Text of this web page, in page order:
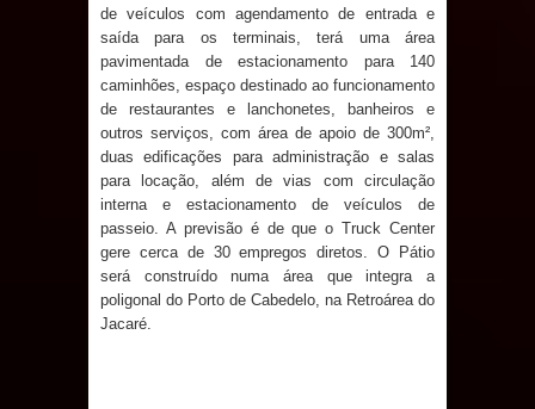
de veículos com agendamento de entrada e
saída para os terminais, terá uma área
pavimentada de estacionamento para 140
caminhões, espaço destinado ao funcionamento
de restaurantes e lanchonetes, banheiros e
outros serviços, com área de apoio de 300m²,
duas edificações para administração e salas
para locação, além de vias com circulação
interna e estacionamento de veículos de
passeio. A previsão é de que o Truck Center
gere cerca de 30 empregos diretos. O Pátio
será construído numa área que integra a
poligonal do Porto de Cabedelo, na Retroárea do
Jacaré.